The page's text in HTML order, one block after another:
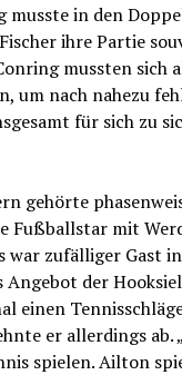
musste in den
ihre Partie
mussten sich
um nach nahezu
für sich zu
gehörte
Fußballstar mit
war zufälliger Gast
Angebot der
einen
er allerdings ab. „
spielen. Ailton